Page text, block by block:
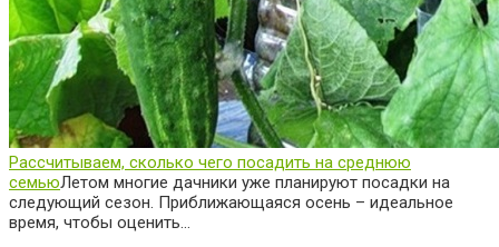
Рассчитываем, сколько чего посадить на среднюю
семьюЛетом многие дачники уже планируют посадки на
следующий сезон. Приближающаяся осень – идеальное
время, чтобы оценить…